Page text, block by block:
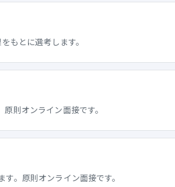
もとに選考します。
則オンライン面接です。
。原則オンライン面接です。